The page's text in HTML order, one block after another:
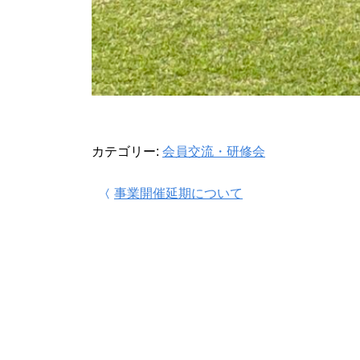
カテゴリー: 会員交流・研修会
投稿ナビゲーション
事業開催延期について